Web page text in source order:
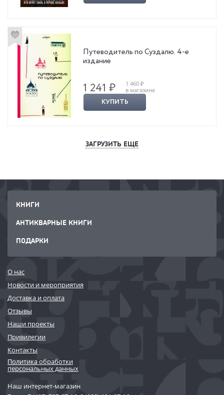
Путеводитель по Суздалю. 4-е
издание
1 241 ₽
1 460 ₽
в магазине
КУПИТЬ
ЗАГРУЗИТЬ ЕЩЕ
КНИГИ
АНТИКВАРНЫЕ КНИГИ
ПОДАРКИ
О нас
Новости и мероприятия
Доставка и оплата
Отзывы
Наши проекты
Привилегии
Контакты
Политика обработки
персональных данных
Наш интернет-магазин